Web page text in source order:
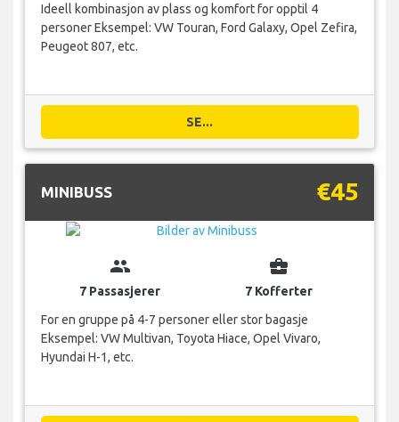
Ideell kombinasjon av plass og komfort for opptil 4
personer Eksempel: VW Touran, Ford Galaxy, Opel Zefira,
Peugeot 807, etc.
SE...
MINIBUSS €45
group
7 Passasjerer
business_center
7 Kofferter
For en gruppe på 4-7 personer eller stor bagasje
Eksempel: VW Multivan, Toyota Hiace, Opel Vivaro,
Hyundai H-1, etc.